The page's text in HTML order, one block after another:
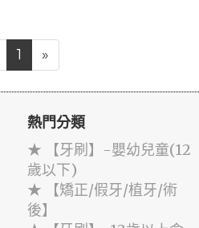
1 »
熱門分類
★ 【牙刷】-嬰幼兒童(12
歲以下)
★ 【矯正/假牙/植牙/術
後】